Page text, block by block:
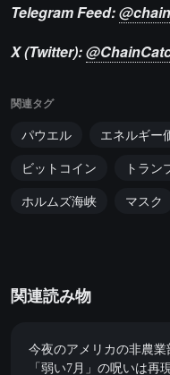
Telegram Feed:
X (Twitter):
関連タグ
パウエル エネルギー
ビットコイン
トラン
ホルムズ海峡
マスク
関連読み物
今夜のアメリカの非農業
「弱い7月」の呪いは再